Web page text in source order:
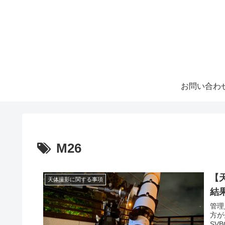
お問い合わ
M26
天体撮影に関する事項
結
管
方